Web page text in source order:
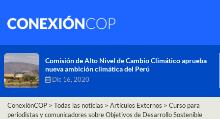
Comisión de Alto Nivel de Cambio Climático aprueba
nueva ambición climática del Perú
Dic 16, 2020
ConexiónCOP > Todas las noticias > Artículos Externos > Curso para
periodistas y comunicadores sobre Objetivos de Desarrollo Sostenible